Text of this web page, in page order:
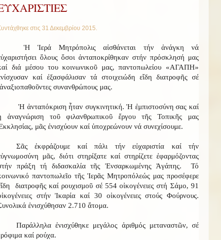
στις 31 Δεκεμβρίου 2015.
Ἡ Ἱερά Μητρόπολις αἰσθάνεται τήν ἀνάγκη νά
ὅλους ὅσοι ἀνταποκρίθηκαν στήν πρόσκλησή μας
διά μέσου του κοινωνικοῦ μας, παντοπωλείου «ΑΓΑΠΗ»
καί ἐξασφάλισαν τά στοιχειώδη εἴδη διατροφῆς σέ
συνανθρώπους μας.
Ἡ ἀνταπόκριση ἦταν συγκινητική. Ἡ ἐμπιστοσύνη σας καί
ἀναγνώριση τοῦ φιλανθρωπικοῦ ἔργου τῆς Τοπικῆς μας
μᾶς ἐνισχύουν καί ὑποχρεώνουν νά συνεχίσουμε.
Σᾶς ἐκφράζουμε καί πάλι τήν εὐχαριστία καί τήν
μᾶς, διότι στηρίξατε καί στηρίζετε ἐφαρμόζοντας
πράξη τή διδασκαλία τῆς Ἐνσαρκωμένης Ἀγάπης. Τό
παντοπωλεῖο τῆς Ἱερᾶς Μητροπόλεώς μας προσέφερε
διατροφῆς καί ρουχισμοῦ σέ 554 οἰκογένειες στή Σάμο, 91
στήν Ἰκαρία καί 30 οἰκογένειες στούς Φούρνους.
ἐνισχύθησαν 2.710 ἄτομα.
Παράλληλα ἐνισχύθηκε μεγάλος ἀριθμός μεταναστῶν, σέ
καί ρούχα.